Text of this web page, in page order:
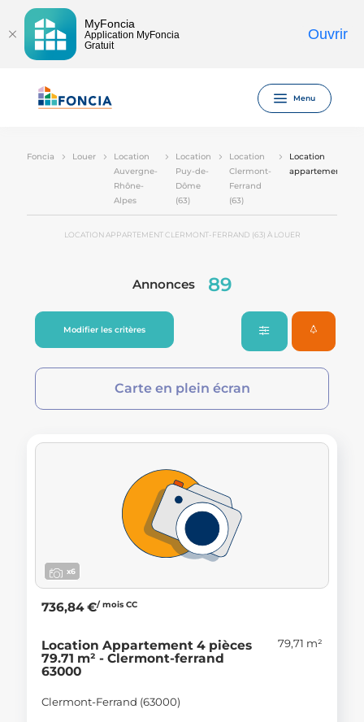
MyFoncia
Application MyFoncia
Gratuit
Ouvrir
Menu
Foncia Louer
Location
Auvergne-
Rhône-
Alpes
Location
Puy-de-
Dôme
(63)
Location
Clermont-
Ferrand
(63)
Location
appartement
LOCATION APPARTEMENT CLERMONT-FERRAND (63) À LOUER
Annonces 89
Modifier les critères
Carte en plein écran
x6
736,84 €/ mois CC
Location Appartement 4 pièces
79.71 m² - Clermont-ferrand
63000
79,71 m²
Clermont-Ferrand (63000)